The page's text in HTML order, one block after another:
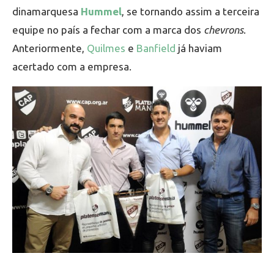
dinamarquesa Hummel, se tornando assim a terceira
equipe no país a fechar com a marca dos chevrons.
Anteriormente, Quilmes e Banfield já haviam
acertado com a empresa.